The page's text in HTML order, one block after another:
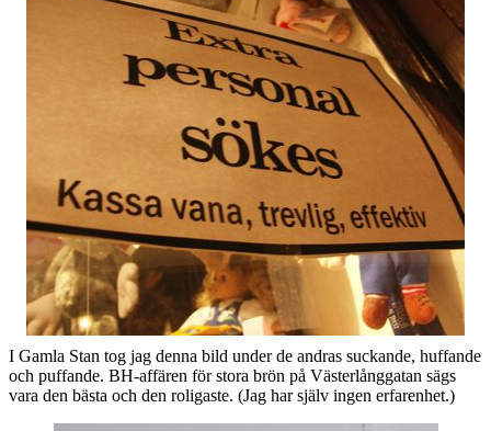
I Gamla Stan tog jag denna bild under de andras suckande, huffande
och puffande. BH-affären för stora brön på Västerlånggatan sägs
vara den bästa och den roligaste. (Jag har själv ingen erfarenhet.)